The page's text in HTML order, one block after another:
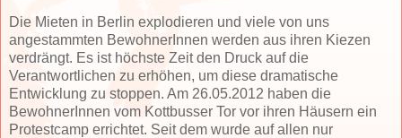
Die Mieten in Berlin explodieren und viele von uns
angestammten BewohnerInnen werden aus ihren Kiezen
verdrängt. Es ist höchste Zeit den Druck auf die
Verantwortlichen zu erhöhen, um diese dramatische
Entwicklung zu stoppen. Am 26.05.2012 haben die
BewohnerInnen vom Kottbusser Tor vor ihren Häusern ein
Protestcamp errichtet. Seit dem wurde auf allen nur